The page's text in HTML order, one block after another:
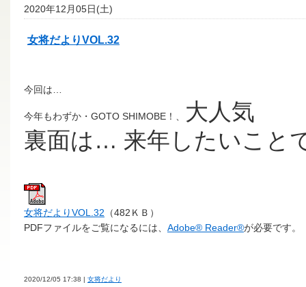
2020年12月05日(土)
女将だよりVOL.32
今回は…
今年もわずか・GOTO SHIMOBE！、
大人気
裏面は… 来年したいこと
女将だよりVOL.32 （482ＫＢ）
PDFファイルをご覧になるには、 Adobe® Reader®が必要です。
2020/12/05 17:38 | 女将だより